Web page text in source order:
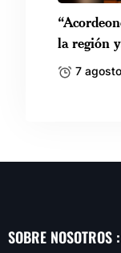
la región
7
SOBRE NOSOTROS :